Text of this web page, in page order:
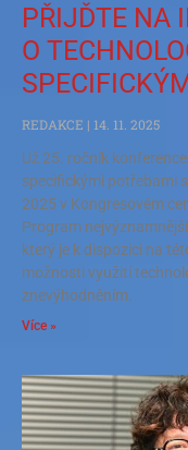
PŘIJĎTE NA
O
REDAKCE
14. 11. 2025
Už 25. ročník
specifickými potřebami
2025 v Kongresovém
Program
který je k dispozici na
možnosti využití
znevýhodněním.
Více »